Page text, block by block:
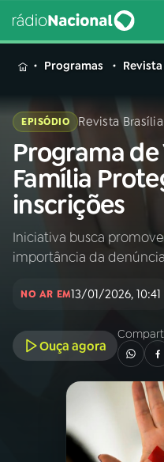
MENU
Buscar
na
Rádio
Nacional
INÍCIO
A RÁDIO
PROGRAMAÇÃO
PROGRAMAS
Programas
EPISÓDIO Revista Brasília
Programa
Família
inscrições
Iniciativa busca
importância da
NO AR EM13/01/2026, 10:41
Ouça agora